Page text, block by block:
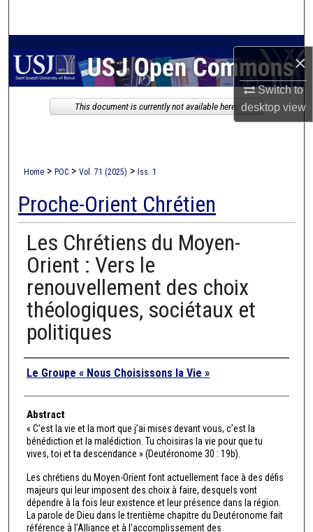
×
Switch to
desktopview
My Account
Home > POC > Vol. 71 (2025) > Iss. 1
Proche-Orient Chrétien
Les Chrétiens du Moyen-
Orient : Vers le
renouvellement des choix
théologiques, sociétaux et
politiques
Authors
Le Groupe « Nous Choisissons la Vie »
Abstract
« C’est la vie et la mort que j’ai mises devant vous, c’est la
bénédiction et la malédiction. Tu choisiras la vie pour que tu
vives, toi et ta descendance » (Deutéronome 30 : 19b).
Les chrétiens du Moyen-Orient font actuellement face à des défis
majeurs qui leur imposent des choix à faire, desquels vont
dépendre à la fois leur existence et leur présence dans la région.
La parole de Dieu dans le trentième chapitre du Deutéronome fait
référence à l’Alliance et à l’accomplissement des
This document is currently not available here.